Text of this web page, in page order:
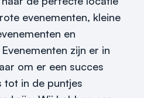
evenementen, kleine
en
zijn er in
om er een succes
tot in de puntjes